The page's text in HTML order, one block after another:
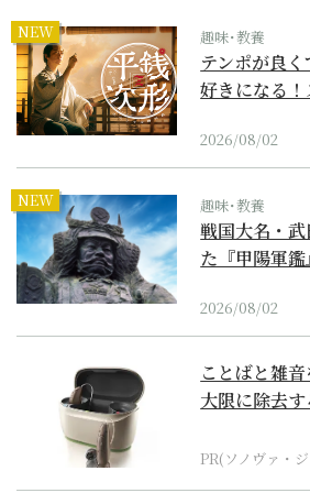
NEW 趣味･教養
テンポが良
好きになる
2026/08/02
NEW 趣味･教養
戦国大名・
た『甲陽軍
2026/08/02
ことばと雑
大限に除去
PR(ソノヴァ・